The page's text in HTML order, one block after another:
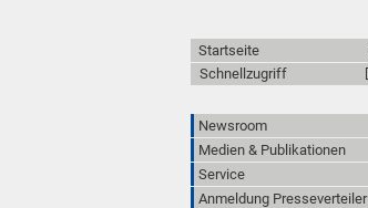
Startseite
Schnellzugriff
Newsroom
Medien & Publikationen
Service
Anmeldung Presseverteiler